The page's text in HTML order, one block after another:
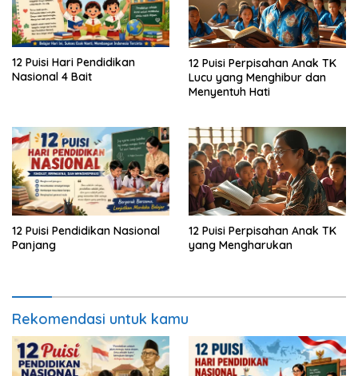
12 Puisi Hari Pendidikan
Nasional 4 Bait
12 Puisi Perpisahan Anak TK
Lucu yang Menghibur dan
Menyentuh Hati
12 Puisi Pendidikan Nasional
Panjang
12 Puisi Perpisahan Anak TK
yang Mengharukan
Rekomendasi untuk kamu